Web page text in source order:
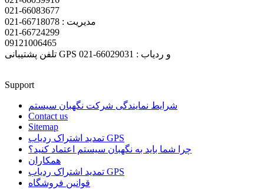
021-66083677
مدیریت : 66718078-021
021-66724299
09121006465
تلفن پشتیبانی GPS و ردیاب : 66029031-021
Support
شرایط نمایندگی شرکت نگهبان سیستم
Contact us
Sitemap
تمدید اشتراک ردیاب GPS
چرا شما باید به نگهبان سیستم اعتماد کنید؟
همکاران
تمدید اشتراک ردیاب GPS
قوانین فروشگاه